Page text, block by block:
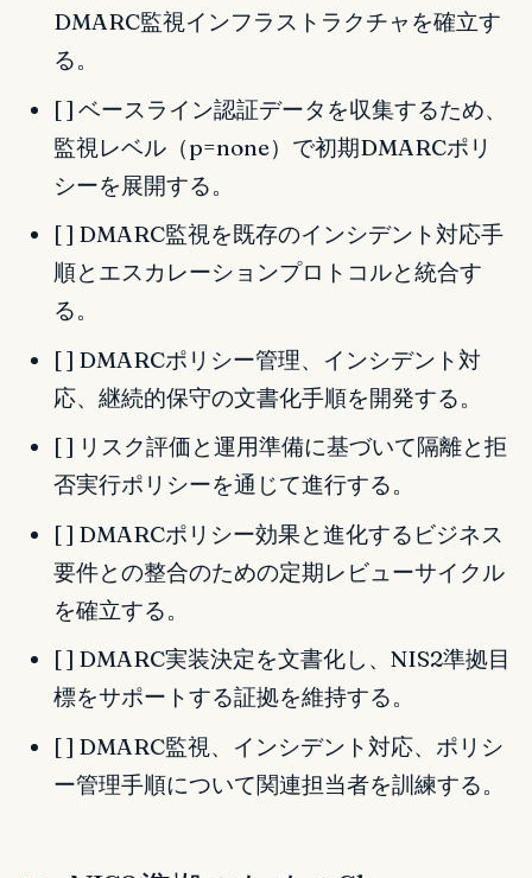
DMARC監視インフラストラクチャを確立す
る。
[ ] ベースライン認証データを収集するため、
監視レベル（p=none）で初期DMARCポリ
シーを展開する。
[ ] DMARC監視を既存のインシデント対応手
順とエスカレーションプロトコルと統合す
る。
[ ] DMARCポリシー管理、インシデント対
応、継続的保守の文書化手順を開発する。
[ ] リスク評価と運用準備に基づいて隔離と拒
否実行ポリシーを通じて進行する。
[ ] DMARCポリシー効果と進化するビジネス
要件との整合のための定期レビューサイクル
を確立する。
[ ] DMARC実装決定を文書化し、NIS2準拠目
標をサポートする証拠を維持する。
[ ] DMARC監視、インシデント対応、ポリシ
ー管理手順について関連担当者を訓練する。